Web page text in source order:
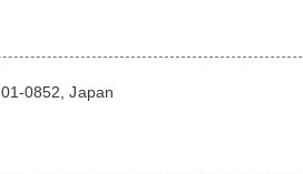
0852, Japan